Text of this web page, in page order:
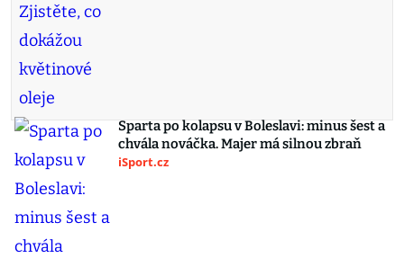
Sparta po kolapsu v Boleslavi: minus šest a
chvála nováčka. Majer má silnou zbraň
iSport.cz